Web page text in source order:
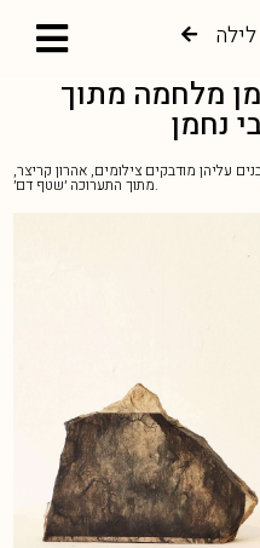
מלחמה מתוך
נחמן
עליהן מודבקים צילומים, אהרון קריצר,
מתוך התערוכה ׳שטף דם׳.